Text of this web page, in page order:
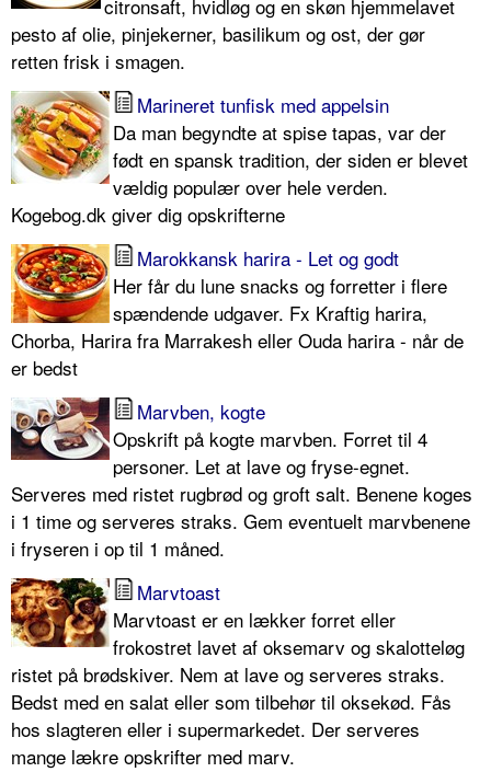
citronsaft, hvidløg og en skøn hjemmelavet
pesto af olie, pinjekerner, basilikum og ost, der gør
retten frisk i smagen.
Marineret tunfisk med appelsin
Da man begyndte at spise tapas, var der
født en spansk tradition, der siden er blevet
vældig populær over hele verden.
Kogebog.dk giver dig opskrifterne
Marokkansk harira - Let og godt
Her får du lune snacks og forretter i flere
spændende udgaver. Fx Kraftig harira,
Chorba, Harira fra Marrakesh eller Ouda harira - når de
er bedst
Marvben, kogte
Opskrift på kogte marvben. Forret til 4
personer. Let at lave og fryse-egnet.
Serveres med ristet rugbrød og groft salt. Benene koges
i 1 time og serveres straks. Gem eventuelt marvbenene
i fryseren i op til 1 måned.
Marvtoast
Marvtoast er en lækker forret eller
frokostret lavet af oksemarv og skalotteløg
ristet på brødskiver. Nem at lave og serveres straks.
Bedst med en salat eller som tilbehør til oksekød. Fås
hos slagteren eller i supermarkedet. Der serveres
mange lækre opskrifter med marv.